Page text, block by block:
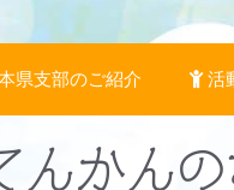
県支部のご紹介 活
かんの